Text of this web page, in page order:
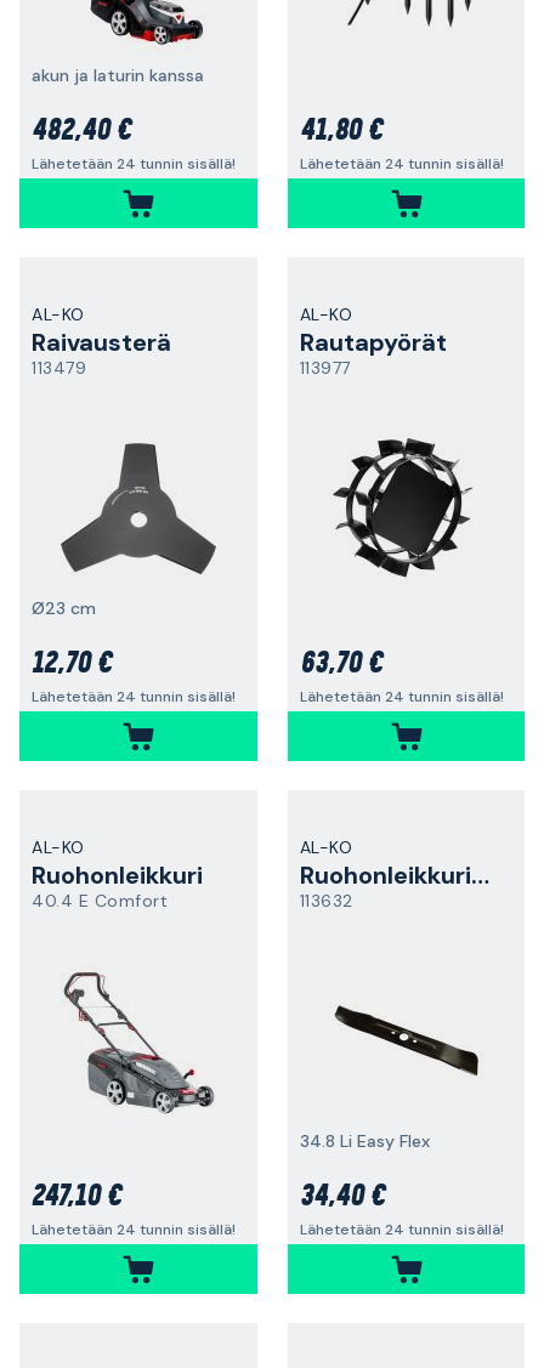
akun ja laturin kanssa
482,40 €
Lähetetään 24 tunnin sisällä!
41,80 €
Lähetetään 24 tunnin sisällä!
AL-KO
Raivausterä
113479
Ø23 cm
12,70 €
Lähetetään 24 tunnin sisällä!
AL-KO
Rautapyörät
113977
63,70 €
Lähetetään 24 tunnin sisällä!
AL-KO
Ruohonleikkuri
40.4 E Comfort
247,10 €
Lähetetään 24 tunnin sisällä!
AL-KO
Ruohonleikkurin terä
113632
34.8 Li Easy Flex
34,40 €
Lähetetään 24 tunnin sisällä!